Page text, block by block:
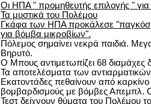
Οι ΗΠΑ " προμηθευτής επιλογής "
Τα μυστικά του Πολέμου
Γκάφα των ΗΠΑ προκάλεσε
για βόμβα μικροβίων".
Πόλεμος σημαίνει νεκρά παιδιά.
Βηρυτό.
Ο Μπους αντιμετωπίζει 68 διαμάχες
Τα αποτελέσματα των
Εκατοντάδες πεθαίνουν από
βομβαρδισμούς με βόμβες Απεμπλ.
Τεστ δείχνουν θύματα του Πολέμου